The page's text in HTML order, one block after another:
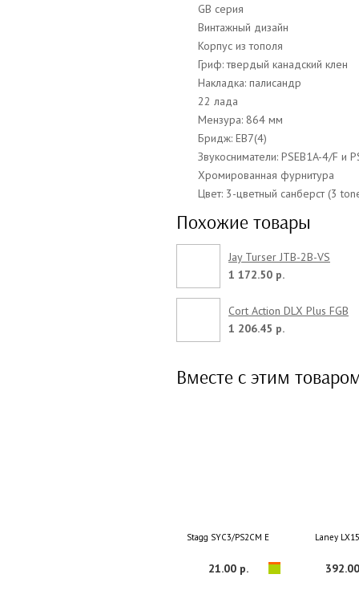
GB серия
Винтажный дизайн
Корпус из тополя
Гриф: твердый канадский клен
Накладка: палисандр
22 лада
Мензура: 864 мм
Бридж: EB7(4)
Звукосниматели: PSEB1A-4/F и
Хромированная фурнитура
Цвет: 3-цветный санберст (3
Похожие товары
Jay Turser JTB-2B-VS
1 172.50 р.
Cort Action DLX Plus FGB
1 206.45 р.
Вместе с этим
Stagg SYC3/PS2CM E
21.00 р.
Laney